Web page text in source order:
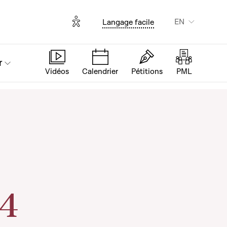
Options d'accessibilité
Langage facile EN
Vidéos Calendrier Pétitions PML